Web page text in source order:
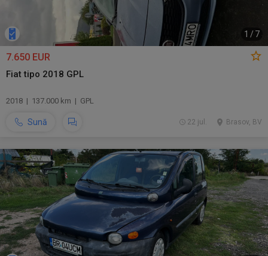
1 / 7
7.650 EUR
Fiat tipo 2018 GPL
2018 | 137.000 km | GPL
Sună Brasov, BV
22 jul.